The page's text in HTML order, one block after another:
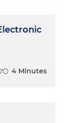
4 Minutes